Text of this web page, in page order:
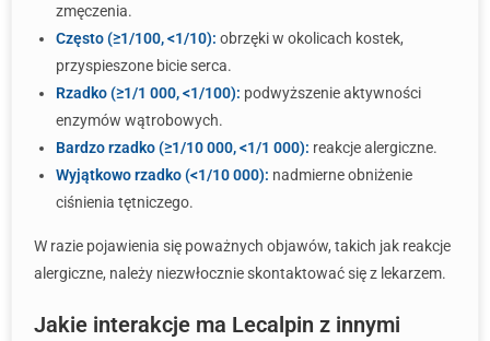
zmęczenia.
Często (≥1/100, <1/10): obrzęki w okolicach kostek,
przyspieszone bicie serca.
Rzadko (≥1/1 000, <1/100): podwyższenie aktywności
enzymów wątrobowych.
Bardzo rzadko (≥1/10 000, <1/1 000): reakcje alergiczne.
Wyjątkowo rzadko (<1/10 000): nadmierne obniżenie
ciśnienia tętniczego.
W razie pojawienia się poważnych objawów, takich jak reakcje
alergiczne, należy niezwłocznie skontaktować się z lekarzem.
Jakie interakcje ma Lecalpin z innymi